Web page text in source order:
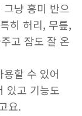
냥 흥미 반으
히 허리, 무릎,
고 잠도 잘 온
할 수 있어
있고 기능도
요.